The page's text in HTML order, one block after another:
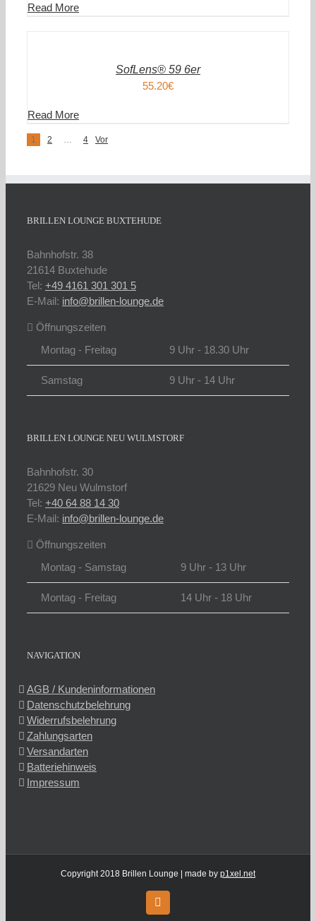
Read More
IN
SofLens® 59 6er
55.20€
Read More
1 2 4 Vor
BRILLEN LOUNGE BUXTEHUDE
Bahnhofstr. 38
21614 Buxtehude
Tel: +49 4161 301 301 5
E-Mail: info@brillen-lounge.de
Öffnungszeiten
Montag - Freitag
9 Uhr - 18.30 Uhr
Samstag 9 Uhr - 14 Uhr
BRILLEN LOUNGE NEU WULMSTORF
Bahnhofstr. 30
21629 Neu Wulmstorf
Tel: +40 64 88 14 30
E-Mail: info@brillen-lounge.de
Öffnungszeiten
Montag - Samstag
9 Uhr - 13 Uhr
Montag - Freitag 14 Uhr - 18 Uhr
NAVIGATION
AGB / Kundeninformationen
Datenschutzbelehrung
Widerrufsbelehrung
Zahlungsarten
Versandarten
Batteriehinweis
Impressum
Copyright 2018 Brillen Lounge | made by p1xel.net
Facebook